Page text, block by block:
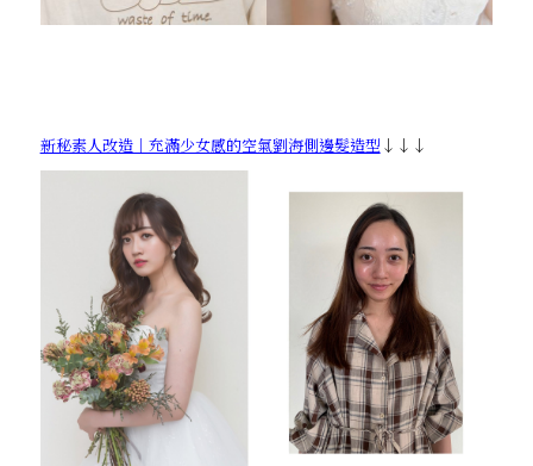
新秘素人改造｜充滿少女感的空氣劉海側邊髮造型 ↓↓↓